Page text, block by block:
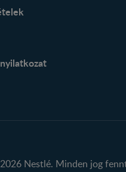
Nestlé. Minden jog